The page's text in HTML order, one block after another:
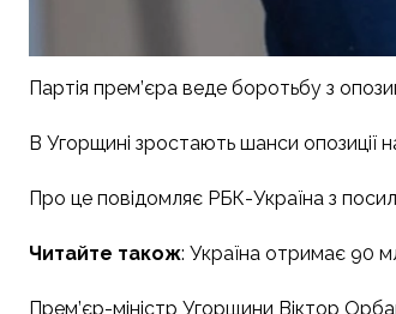
Партія прем’єра веде боротьбу з
В Угорщині зростають шанси опозиції
Про це повідомляє РБК-Україна з
Читайте також: Україна отримає 90
Прем’єр-міністр Угорщини Віктор